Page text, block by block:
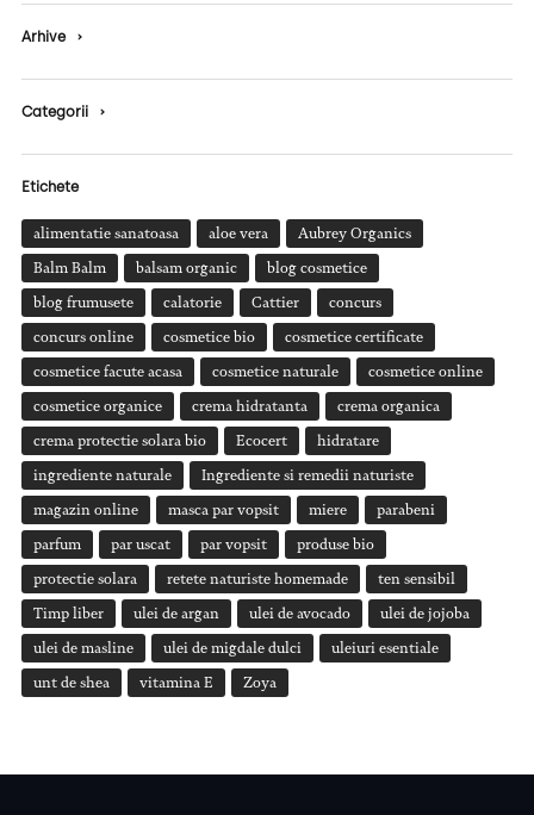
Arhive ›
Categorii ›
Etichete
alimentatie sanatoasa aloe vera Aubrey Organics
Balm Balm balsam organic blog cosmetice
blog frumusete calatorie Cattier concurs
concurs online cosmetice bio cosmetice certificate
cosmetice facute acasa cosmetice naturale cosmetice online
cosmetice organice crema hidratanta crema organica
crema protectie solara bio Ecocert hidratare
ingrediente naturale Ingrediente si remedii naturiste
magazin online masca par vopsit miere parabeni
parfum par uscat par vopsit produse bio
protectie solara retete naturiste homemade ten sensibil
Timp liber ulei de argan ulei de avocado ulei de jojoba
ulei de masline ulei de migdale dulci uleiuri esentiale
unt de shea vitamina E Zoya